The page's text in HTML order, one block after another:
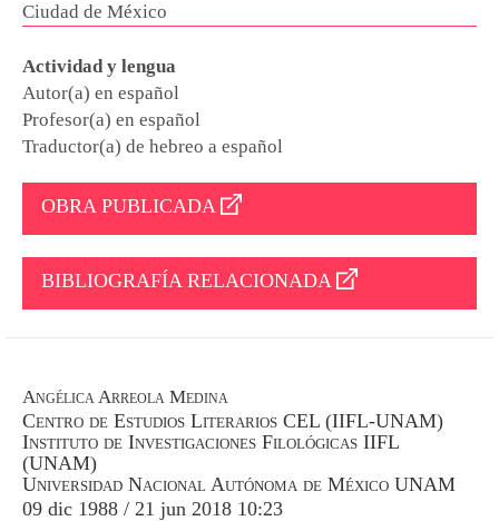
Ciudad de México
Actividad y lengua
Autor(a) en español
Profesor(a) en español
Traductor(a) de hebreo a español
OBRA PUBLICADA
BIBLIOGRAFÍA RELACIONADA
Angélica Arreola Medina
Centro de Estudios Literarios CEL (IIFL-UNAM)
Instituto de Investigaciones Filológicas IIFL
(UNAM)
Universidad Nacional Autónoma de México UNAM
09 dic 1988 / 21 jun 2018 10:23